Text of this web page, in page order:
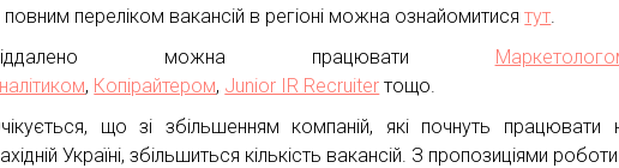
повним переліком вакансій в регіоні можна ознайомитисятут.
можна працювати
, Копірайтером, Junior IR Recruiter тощо.
що зі збільшенням компаній, які почнуть працювати
Україні, збільшиться кількість вакансій. З пропозиціями